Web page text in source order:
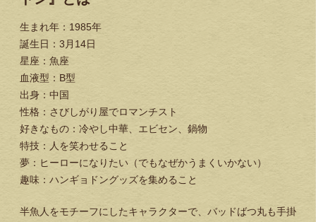
生まれ年：1985年
誕生日：3月14日
星座：魚座
血液型：B型
出身：中国
性格：さびしがり屋でロマンチスト
好きなもの：冷やし中華、エビセン、鍋物
特技：人を笑わせること
夢：ヒーローになりたい（でもなぜかうまくいかない）
趣味：ハンギョドングッズを集めること
半魚人をモチーフにしたキャラクターで、バッドばつ丸も手掛